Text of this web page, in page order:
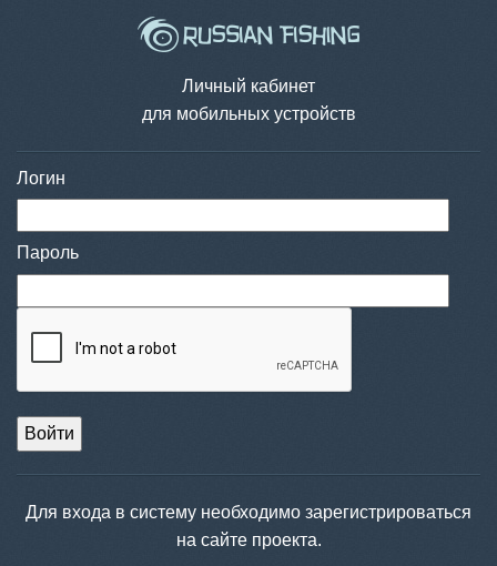
Личный кабинет
для мобильных устройств
Логин
Пароль
Войти
Для входа в систему необходимо зарегистрироваться
на сайте проекта.